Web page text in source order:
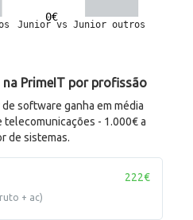
na PrimeIT por profissão
software ganha em média
telecomunicações - 1.000€ a
de sistemas.
+ ac)
222€